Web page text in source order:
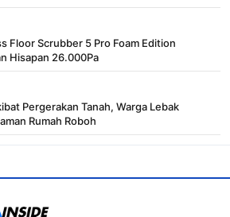
Floor Scrubber 5 Pro Foam Edition
Hisapan 26.000Pa
Pergerakan Tanah, Warga Lebak
Rumah Roboh